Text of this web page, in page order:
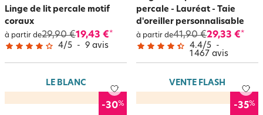
Linge de lit percale motif
coraux
à partir de29,90 €19,43 €*
4/5 - 9 avis
percale - Lauréat - Taie
d'oreiller personnalisable
à partir de41,90 €29,33 €*
4.4/5 -
1 467 avis
LE BLANC
-30%
VENTE FLASH
-35%